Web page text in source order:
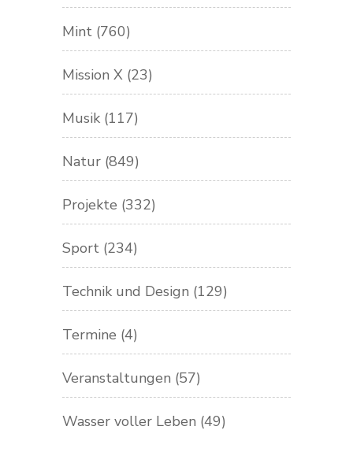
Mint (760)
Mission X (23)
Musik (117)
Natur (849)
Projekte (332)
Sport (234)
Technik und Design (129)
Termine (4)
Veranstaltungen (57)
Wasser voller Leben (49)